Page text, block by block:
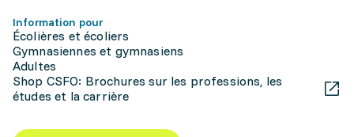
Information pour
Écolières et écoliers
Gymnasiennes et gymnasiens
Adultes
Shop CSFO: Brochures sur les professions, les
études et la carrière